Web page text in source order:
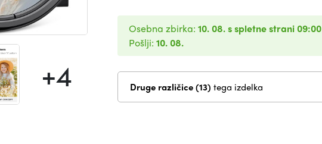
+4
Osebna zbirka: 10. 08. s spletne strani 09:00
Pošlji: 10. 08.
Druge različice (13) tega izdelka